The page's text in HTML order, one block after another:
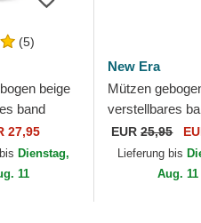
(5)
beige
band
New York
von New
27,95
Dienstag,
11
New Era
Mützen
verstellbares
9FORTY Mini
York Yankees
EUR25,95
Lieferung bis
Aug. 11